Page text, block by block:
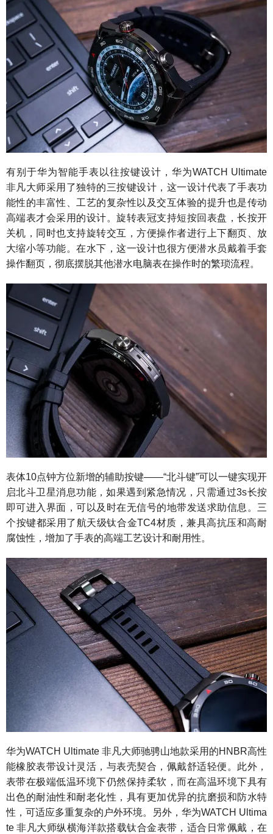
有别于华为智能手表以往按键设计，华为WATCH Ultimate
非凡大师采用了独特的三按键设计，这一设计代表了手表功
能性的丰富性、工艺的复杂性以及交互体验的提升也是传动
高端表才会采用的设计。旋转表冠支持短按回表盘，长按开
关机，同时也支持旋转交互，方便操作者进行上下翻页、放
大缩小等功能。在水下，这一设计也很方便潜水员戴着手套
操作翻页，彻底摆脱其他潜水电脑表在操作时的繁琐流程。
表体10点钟方位新增的辅助按键——“北斗键”可以一键实现开
启北斗卫星消息功能，如果遇到紧急情况，只需通过3s长按
即可进入界面，可以及时在无信号的地带发送求助信息。三
个按键都采用了航天级钛合金TC4材质，兼具高抗压和高耐
腐蚀性，增加了手表的高端工艺设计和耐用性。
华为WATCH Ultimate 非凡大师驰骋山地款采用的HNBR高性
能橡胶表带设计灵活，与表壳契合，佩戴舒适轻便。此外，
表带在极端低温环境下仍然保持柔软，而在高温环境下具有
出色的耐油性和耐老化性，具有更加优异的抗磨损和防水特
性，可适应多重复杂的户外环境。另外，华为WATCH Ultima
te 非凡大师纵横海洋款搭载钛合金表带，适合日常佩戴，在